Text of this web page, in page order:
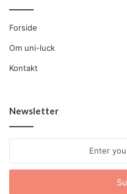
Forside
Om uni-luck
Kontakt
Newsletter
Email